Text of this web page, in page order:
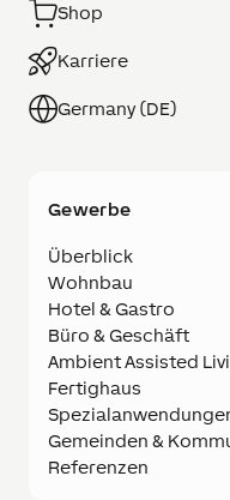
Shop
Karriere
Germany (DE)
Gewerbe
Überblick
Wohnbau
Hotel & Gastro
Büro & Geschäft
Ambient Assisted
Fertighaus
Gemeinden &
Referenzen